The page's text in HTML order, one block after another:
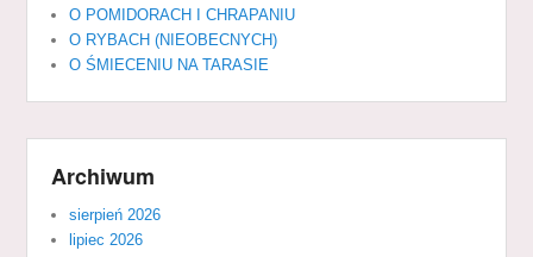
O POMIDORACH I CHRAPANIU
O RYBACH (NIEOBECNYCH)
O ŚMIECENIU NA TARASIE
Archiwum
sierpień 2026
lipiec 2026